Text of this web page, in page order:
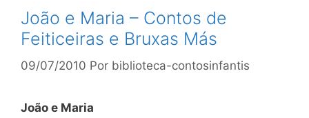
João e Maria – Contos de
Feiticeiras e Bruxas Más
09/07/2010 Por biblioteca-contosinfantis
João e Maria